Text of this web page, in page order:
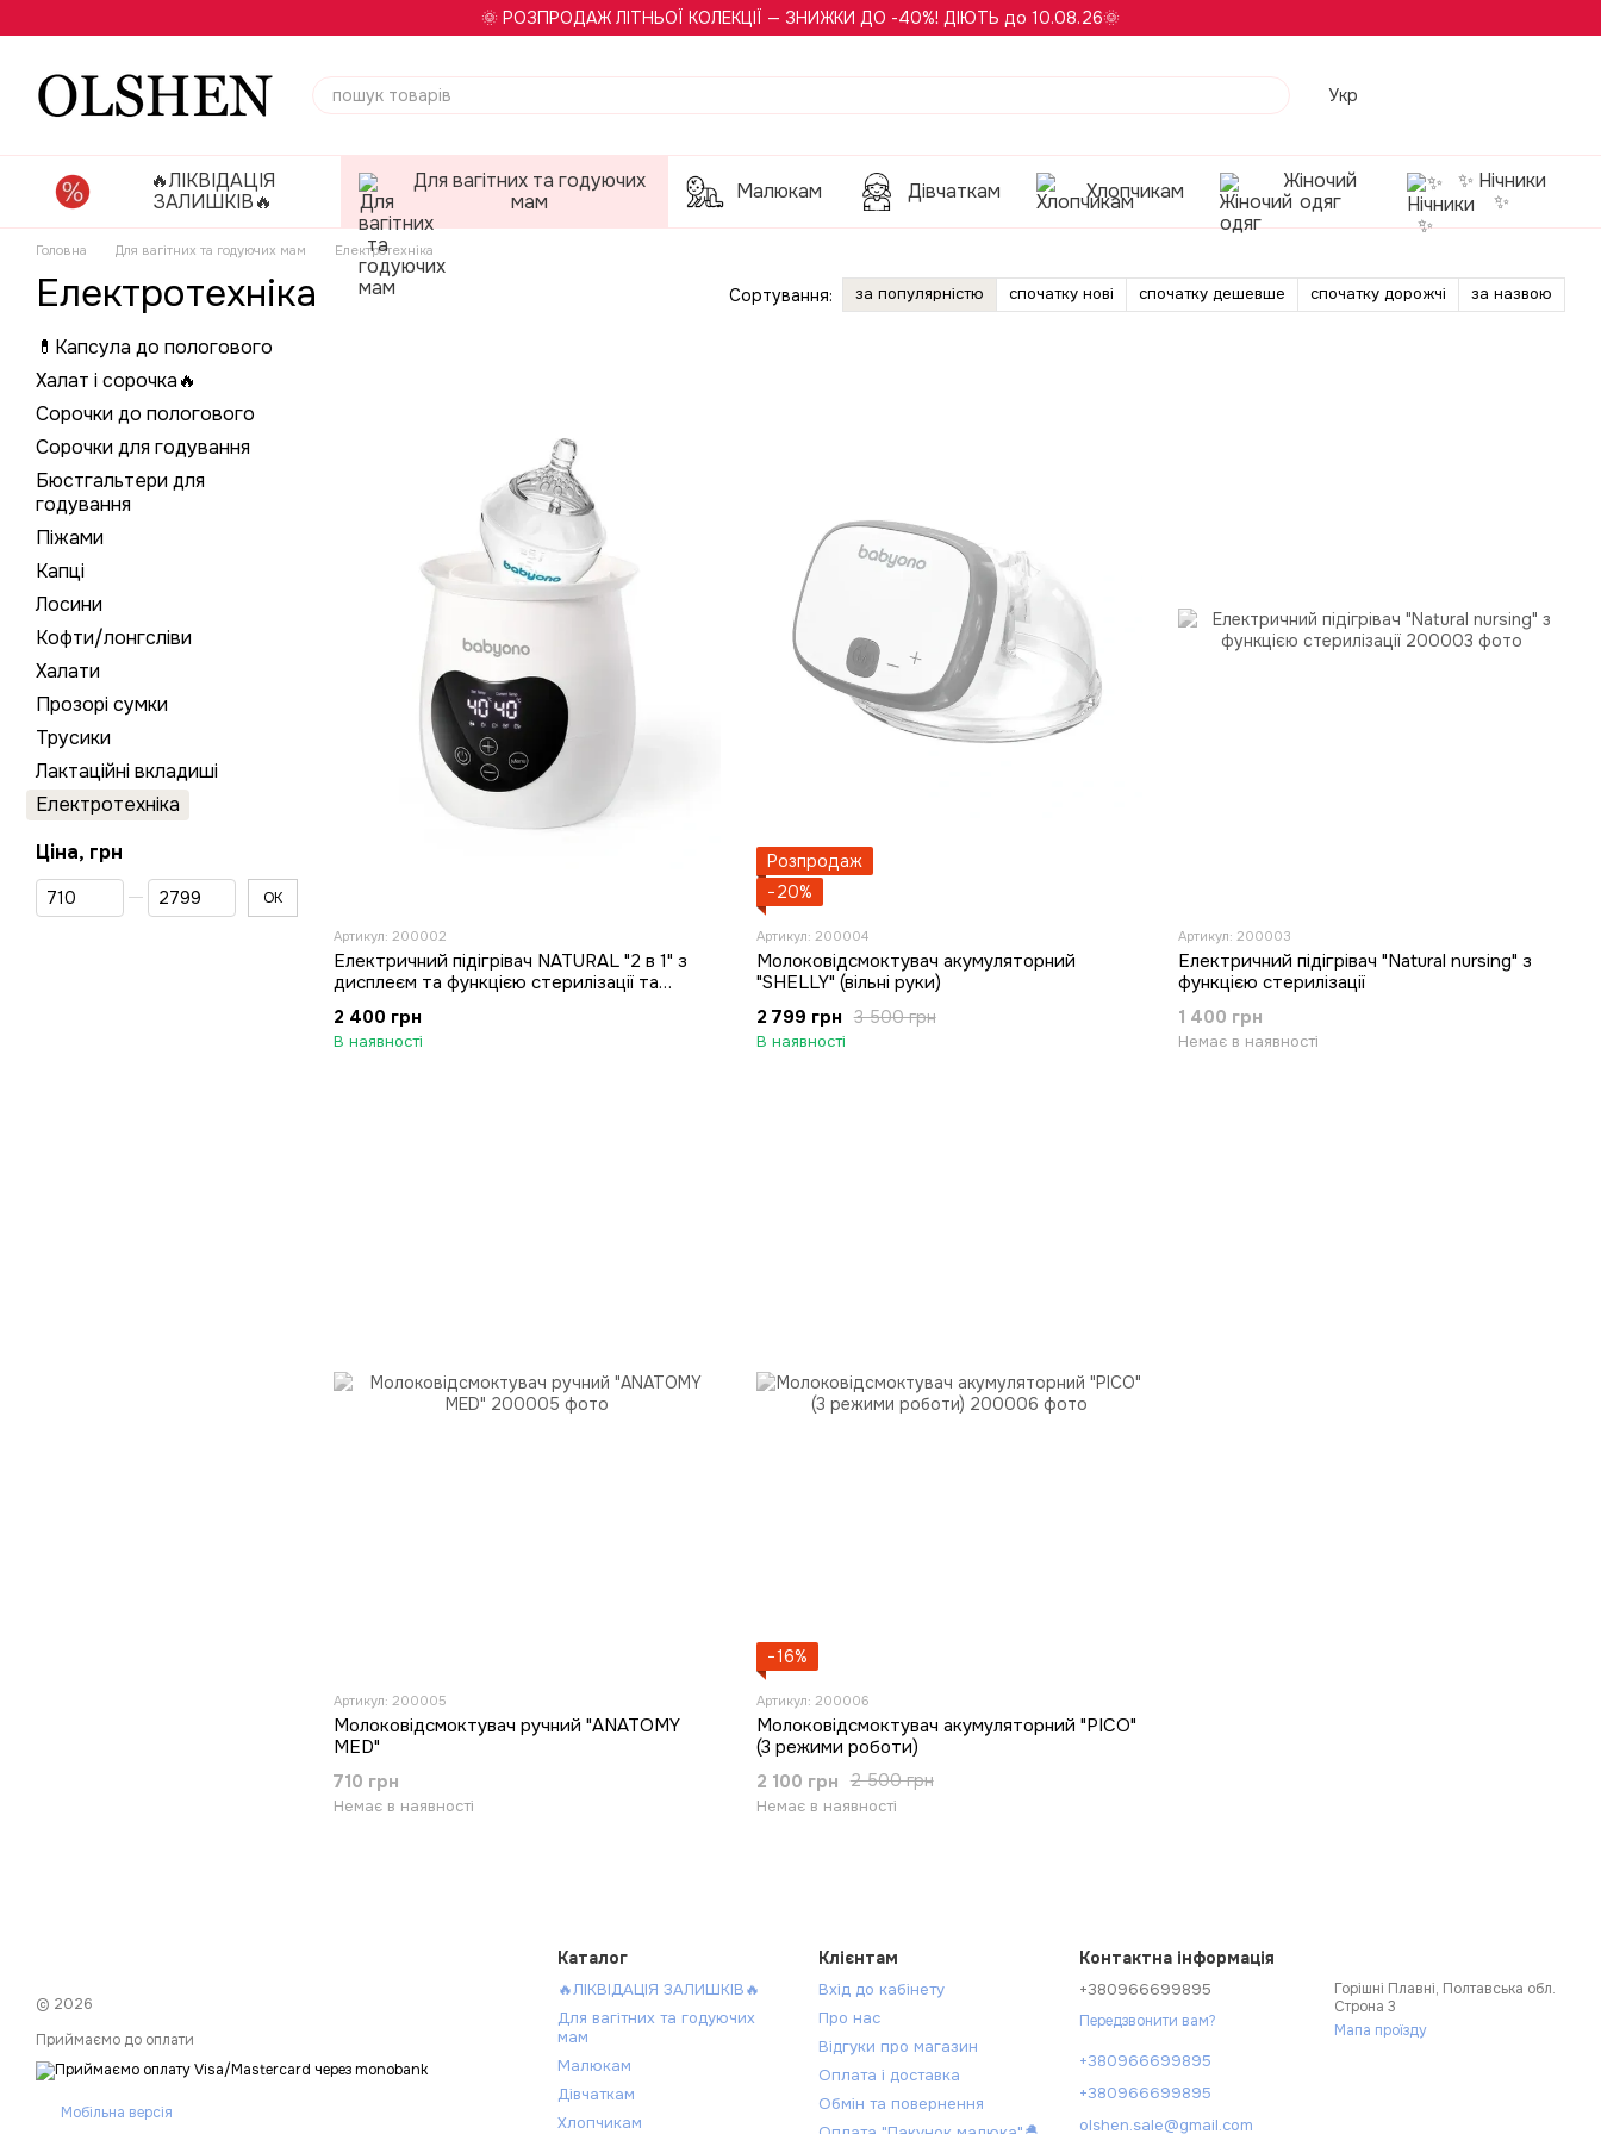
🌞 РОЗПРОДАЖ ЛІТНЬОЇ КОЛЕКЦІЇ — ЗНИЖКИ ДО -40%! ДІЮТЬ до 10.08.26🌞
Укр
🔥ЛІКВІДАЦІЯ
ЗАЛИШКІВ🔥
Для вагітних та годуючих
мам
Малюкам Дівчаткам Хлопчикам
Жіночий
одяг
✨ Нічники
✨
Головна Для вагітних та годуючих мам Електротехніка
Електротехніка Сортування: за популярністю спочатку нові спочатку дешевше спочатку дорожчі за назвою
Артикул: 200002
Електричний підігрівач NATURAL "2 в 1" з
дисплеєм та функцією стерилізації та
розморозки
2 400 грн
В наявності
Розпродаж
−20%
Артикул: 200004
Молоковідсмоктувач акумуляторний
"SHELLY" (вільні руки)
3 500 грн
2 799 грн
В наявності
Артикул: 200003
Електричний підігрівач "Natural nursing" з
функцією стерилізації
1 400 грн
Немає в наявності
Артикул: 200005
Молоковідсмоктувач ручний "ANATOMY
MED"
710 грн
Немає в наявності
−16%
Артикул: 200006
Молоковідсмоктувач акумуляторний "PICO"
(3 режими роботи)
2 500 грн
2 100 грн
Немає в наявності
💊Капсула до пологового
Халат і сорочка🔥
Сорочки до пологового
Сорочки для годування
Бюстгальтери для
годування
Піжами
Капці
Лосини
Кофти/лонгсліви
Халати
Прозорі сумки
Трусики
Лактаційні вкладиші
Електротехніка
Ціна, грн
Від Ціна, грн
До Ціна, грн ОК
© 2026
Приймаємо до оплати
Мобільна версія
Каталог
🔥ЛІКВІДАЦІЯ ЗАЛИШКІВ🔥
Для вагітних та годуючих
мам
Малюкам
Дівчаткам
Хлопчикам
Клієнтам
Вхід до кабінету
Про нас
Відгуки про магазин
Оплата і доставка
Обмін та повернення
Контактна інформація
+380966699895
Передзвонити вам?
+380966699895
+380966699895
olshen.sale@gmail.com
Горішні Плавні, Полтавська обл.
Строна 3
Мапа проїзду